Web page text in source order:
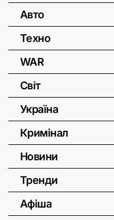
Авто
Техно
WAR
Світ
Україна
Кримінал
Новини
Тренди
Афіша